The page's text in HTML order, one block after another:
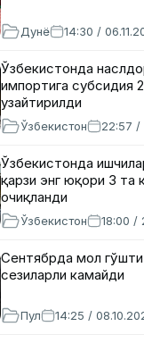
Дунё 14:30 /
Ўзбекистонда
импортига субсидия
узайтирилди
Ўзбекистон 22:57 /
Ўзбекистонда
қарзи энг юқори 3 та
очиқланди
Ўзбекистон 18:00 /
Сентябрда мол
сезиларли камайди
Пул 14:25 /